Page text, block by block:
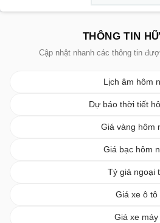
THÔNG TIN
Cập nhật nhanh các thông tin
Lịch âm hôm
Dự báo thời tiết
Giá vàng hôm
Giá bạc hôm
Tỷ giá ngoại
Giá xe ô tô
Giá xe máy